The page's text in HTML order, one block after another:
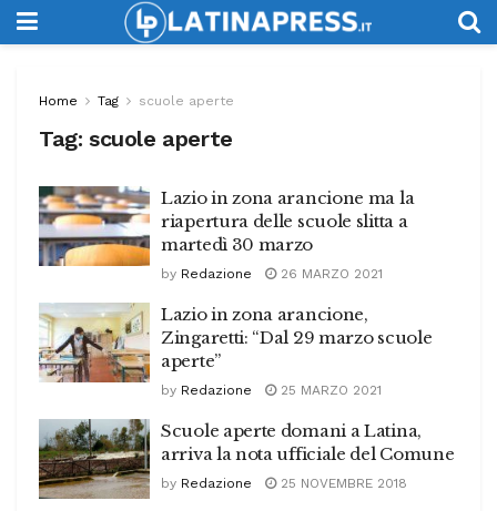
Home Tag scuole aperte
Tag: scuole aperte
Lazio in zona arancione ma la
riapertura delle scuole slitta a
martedì 30 marzo
by Redazione 26 MARZO 2021
Lazio in zona arancione,
Zingaretti: “Dal 29 marzo scuole
aperte”
by Redazione 25 MARZO 2021
Scuole aperte domani a Latina,
arriva la nota ufficiale del Comune
by Redazione 25 NOVEMBRE 2018